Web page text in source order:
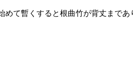
て暫くすると根曲竹が背丈まで